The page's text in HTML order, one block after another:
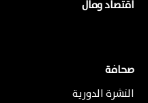
اقتصاد ومال
صحافة
النشرة الدورية